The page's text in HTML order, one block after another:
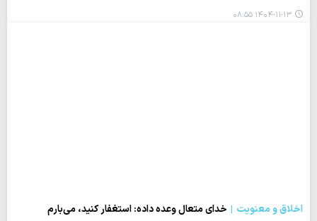
۱۴۰۴-۱۱-۱۳ ۰۸:۵۵
اخلاق و معنویت
خدای متعال وعده داده: استغفار کنید، می‌بارم